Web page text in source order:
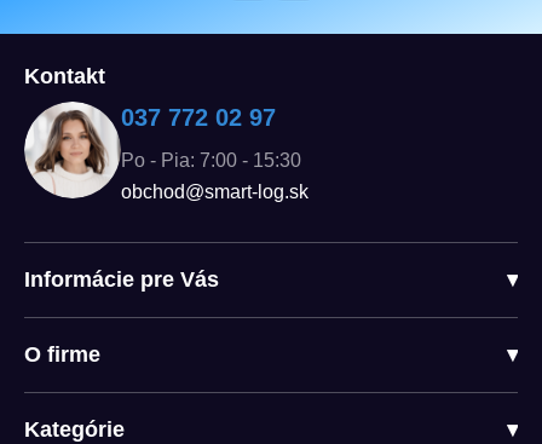
Kontakt
037 772 02 97
Po - Pia: 7:00 - 15:30
obchod@smart-log.sk
Informácie pre Vás ▾
O firme ▾
Kategórie ▾